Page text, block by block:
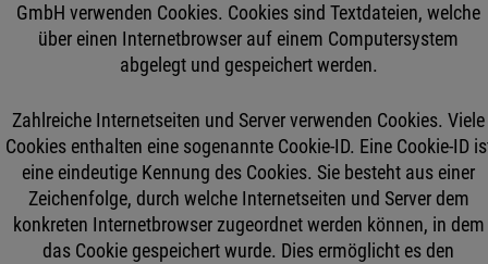
GmbH verwenden Cookies. Cookies sind Textdateien, welche
über einen Internetbrowser auf einem Computersystem
abgelegt und gespeichert werden.
Zahlreiche Internetseiten und Server verwenden Cookies. Viele
Cookies enthalten eine sogenannte Cookie-ID. Eine Cookie-ID
eine eindeutige Kennung des Cookies. Sie besteht aus einer
Zeichenfolge, durch welche Internetseiten und Server dem
konkreten Internetbrowser zugeordnet werden können, in dem
das Cookie gespeichert wurde. Dies ermöglicht es den